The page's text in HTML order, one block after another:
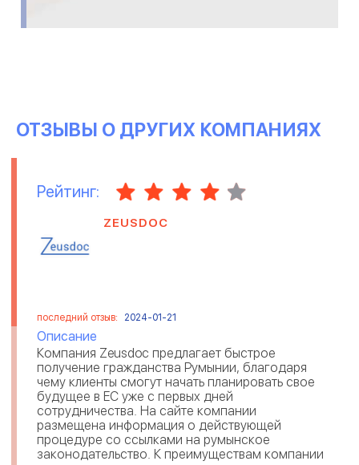
ОТЗЫВЫ О ДРУГИХ КОМПАНИЯХ
Рейтинг:
ZEUSDOC
последний отзыв: 2024-01-21
Описание
Компания Zeusdoc предлагает быстрое
получение гражданства Румынии, благодаря
чему клиенты смогут начать планировать свое
будущее в ЕС уже с первых дней
сотрудничества. На сайте компании
размещена информация о действующей
процедуре со ссылками на румынское
законодательство. К преимуществам компании